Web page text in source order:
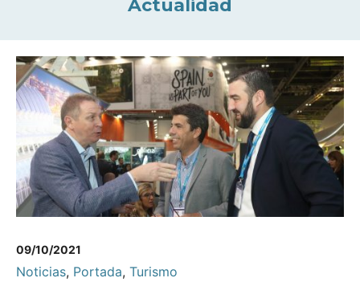
Actualidad
09/10/2021
Noticias, Portada, Turismo